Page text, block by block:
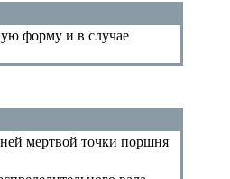
форму и в случае
мертвой точки поршня